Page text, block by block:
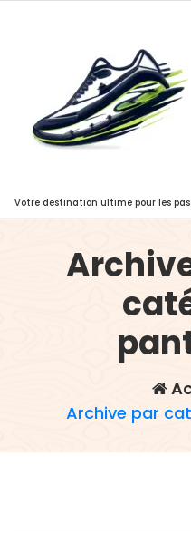
Votre destination ultime pour les
Archive par